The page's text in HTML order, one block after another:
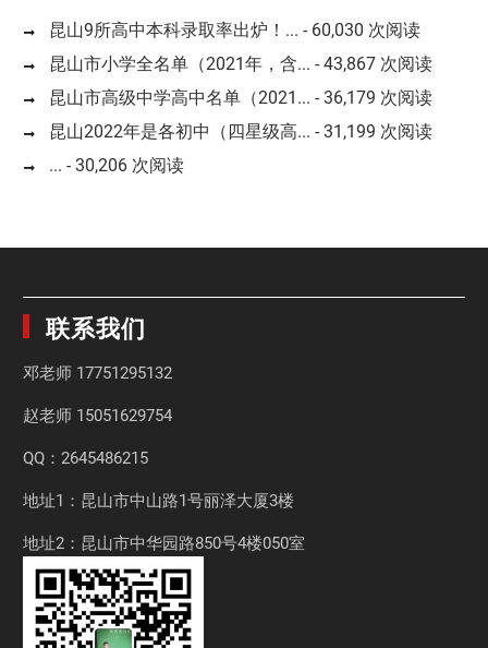
昆山9所高中本科录取率出炉！... - 60,030 次阅读
昆山市小学全名单（2021年，含... - 43,867 次阅读
昆山市高级中学高中名单（2021... - 36,179 次阅读
昆山2022年是各初中（四星级高... - 31,199 次阅读
... - 30,206 次阅读
联系我们
邓老师 17751295132
赵老师 15051629754
QQ：2645486215
地址1：昆山市中山路1号丽泽大厦3楼
地址2：昆山市中华园路850号4楼050室